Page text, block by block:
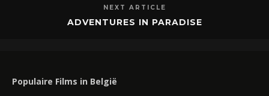
NEXT ARTICLE
ADVENTURES IN PARADISE
Populaire Films in België